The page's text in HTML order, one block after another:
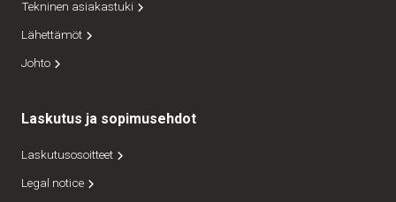
Tekninen asiakastuki
Lähettämöt
Johto
Laskutus ja sopimusehdot
Laskutusosoitteet
Legal notice